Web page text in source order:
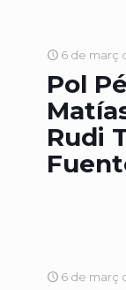
6 de març
Pol
Rudi
6 de març